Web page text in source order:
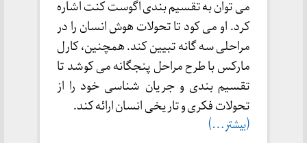
می توان به تقسیم بندی اگوست کنت اشاره
کرد. او می کود تا تحولات هوش انسان را در
مراحلی سه گانه تبیین کند. همچنین، کارل
مارکس با طرح مراحل پنجگانه می کوشد تا
تقسیم بندی و جریان شناسی خود را از
تحولات فکری و تاریخی انسان ارائه کند.
(بیشتر…)